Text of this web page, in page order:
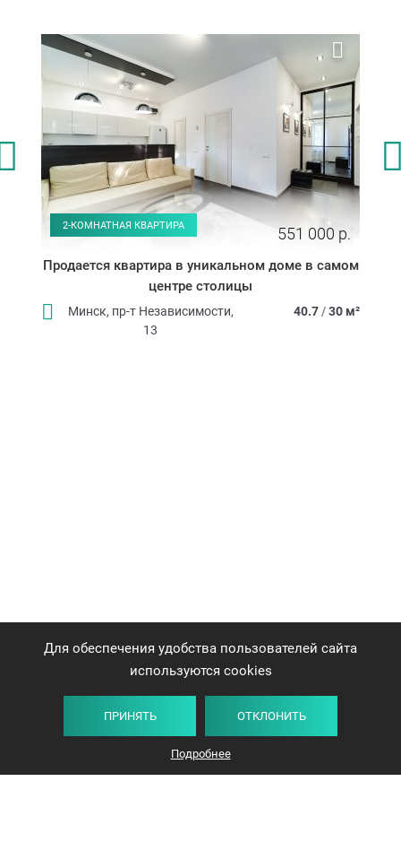
2-КОМНАТНАЯ КВАРТИРА 551 000 р.
Продается квартира в уникальном доме в самом
центре столицы
Минск, пр-т Независимости,
13
40.7/30 м²
Для обеспечения удобства пользователей сайта
используются cookies
ПРИНЯТЬ ОТКЛОНИТЬ
Подробнее